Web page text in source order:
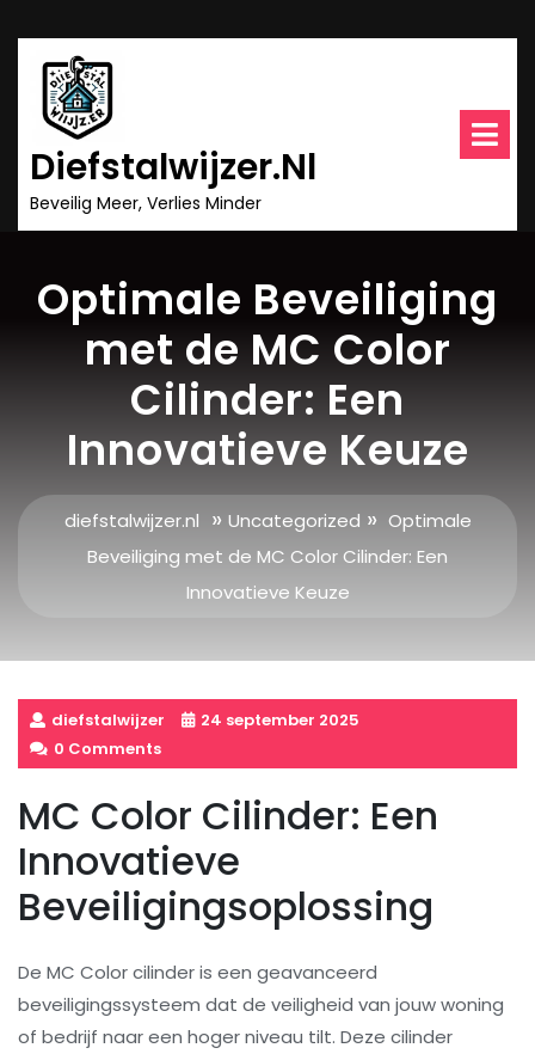
naar
inhoud
Diefstalwijzer.nl
Beveilig Meer, Verlies Minder
Optimale Beveiliging
met de MC Color
Cilinder: Een
Innovatieve Keuze
diefstalwijzer.nl » Uncategorized » Optimale
Beveiliging met de MC Color Cilinder: Een
Innovatieve Keuze
diefstalwijzer
24 september 2025
0 Comments
MC Color Cilinder: Een
Innovatieve
Beveiligingsoplossing
De MC Color cilinder is een geavanceerd
beveiligingssysteem dat de veiligheid van jouw woning
of bedrijf naar een hoger niveau tilt. Deze cilinder